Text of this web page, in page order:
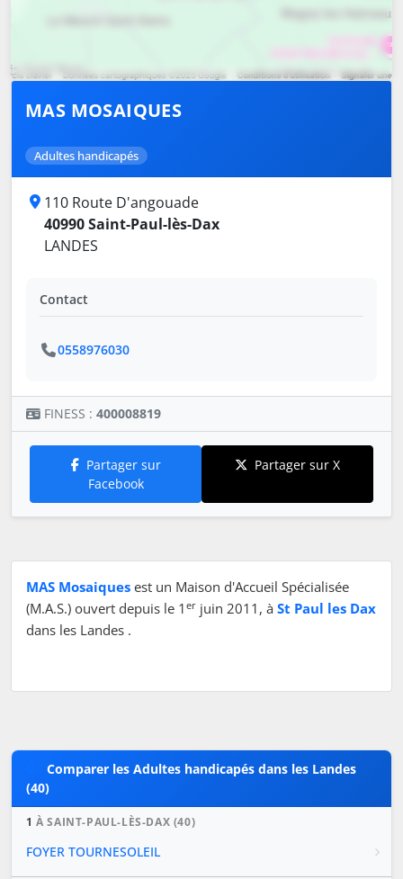
MAS MOSAIQUES
Adultes handicapés
110 Route D'angouade
40990 Saint-Paul-lès-Dax
LANDES
Contact
0558976030
FINESS : 400008819
Partager sur
Facebook
Partager sur X
MAS Mosaiques est un Maison d'Accueil Spécialisée
(M.A.S.) ouvert depuis le 1 er juin 2011, à St Paul les Dax
dans les Landes .
Comparer les Adultes handicapés dans les Landes
(40)
1 À SAINT-PAUL-LÈS-DAX (40)
FOYER TOURNESOLEIL